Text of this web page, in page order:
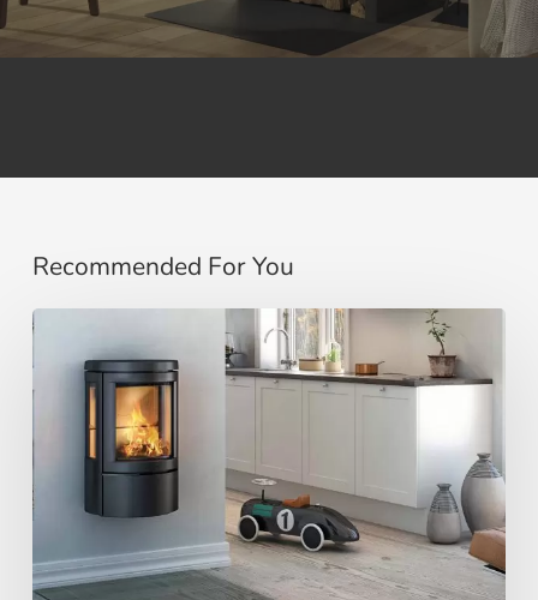
Recommended For You
Kindvriendelijke
kachel